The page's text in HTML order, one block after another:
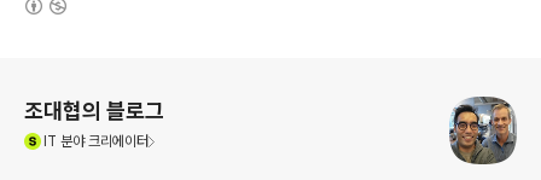
조대협의 블로그
IT 분야 크리에이터